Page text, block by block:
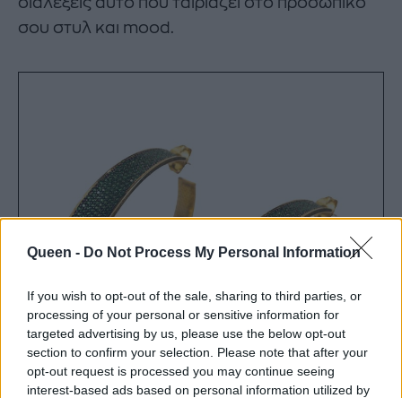
Queen - Do Not Process My Personal Information
If you wish to opt-out of the sale, sharing to third parties, or
processing of your personal or sensitive information for
targeted advertising by us, please use the below opt-out
section to confirm your selection. Please note that after your
opt-out request is processed you may continue seeing
interest-based ads based on personal information utilized by
σου στυλ και mood.